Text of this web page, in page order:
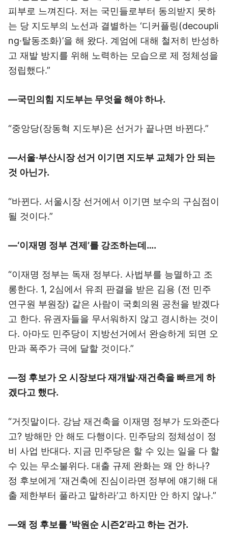
피부로 느껴진다. 저는 국민들로부터 동의받지 못하
는 당 지도부의 노선과 결별하는 ‘디커플링(decoupli
ng·탈동조화)’을 해 왔다. 계엄에 대해 철저히 반성하
고 재발 방지를 위해 노력하는 모습으로 제 정체성을
정립했다.”
―국민의힘 지도부는 무엇을 해야 하나.
“중앙당(장동혁 지도부)은 선거가 끝나면 바뀐다.”
―서울·부산시장 선거 이기면 지도부 교체가 안 되는
것 아닌가.
“바뀐다. 서울시장 선거에서 이기면 보수의 구심점이
될 것이다.”
―‘이재명 정부 견제’를 강조하는데….
“이재명 정부는 독재 정부다. 사법부를 능멸하고 조
롱한다. 1, 2심에서 유죄 판결을 받은 김용 (전 민주
연구원 부원장) 같은 사람이 국회의원 공천을 받겠다
고 한다. 유권자들을 무서워하지 않고 경시하는 것이
다. 아마도 민주당이 지방선거에서 완승하게 되면 오
만과 폭주가 극에 달할 것이다.”
―정 후보가 오 시장보다 재개발·재건축을 빠르게 하
겠다고 했다.
“거짓말이다. 강남 재건축을 이재명 정부가 도와준다
고? 방해만 안 해도 다행이다. 민주당의 정체성이 정
비 사업 반대다. 지금 민주당은 할 수 있는 일을 다 할
수 있는 무소불위다. 대출 규제 완화는 왜 안 하나?
정 후보에게 ‘재건축에 진심이라면 정부에 얘기해 대
출 제한부터 풀라고 말하라’고 하지만 안 하지 않나.”
―왜 정 후보를 ‘박원순 시즌2’라고 하는 건가.